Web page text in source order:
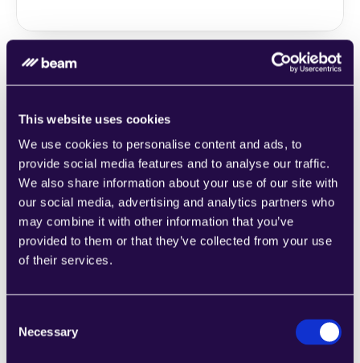
This website uses cookies
We use cookies to personalise content and ads, to
provide social media features and to analyse our traffic.
We also share information about your use of our site with
our social media, advertising and analytics partners who
may combine it with other information that you’ve
provided to them or that they’ve collected from your use
of their services.
Selection
Necessary
اجمع الأقسام من مجموعة من الفئات لتجميع
الصفحات بسهولة التي تلبي احتياجات عملك
المتنامي.
Learn more
2markdown